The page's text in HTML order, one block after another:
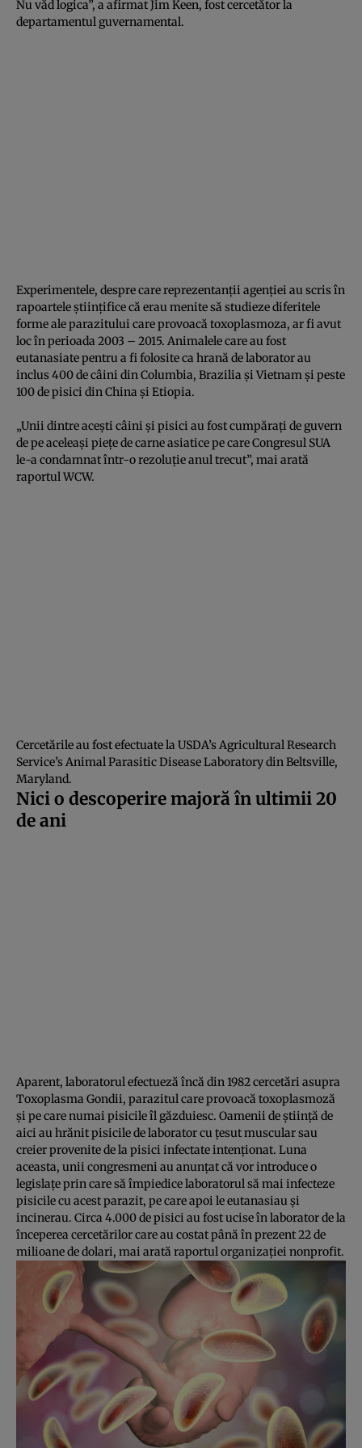
Nu văd logica”, a afirmat Jim Keen, fost cercetător la
departamentul guvernamental.
Experimentele, despre care reprezentanţii agenţiei au scris în
rapoartele ştiinţifice că erau menite să studieze diferitele
forme aleparazitului care provoacă toxoplasmoza, ar fi avut
loc în perioada 2003 – 2015. Animalele care au fost
eutanasiate pentru a fi folosite ca hrană de laborator au
inclus 400 de câini din Columbia, Brazilia şi Vietnam şi peste
100 de pisici din China şi Etiopia.
„Unii dintre aceşti câini şi pisici au fost cumpăraţi de guvern
de pe aceleaşi pieţe de carne asiatice pe care Congresul SUA
le-a condamnat într-o rezoluţie anul trecut”, mai arată
raportul WCW.
Cercetările au fost efectuate la USDA’s Agricultural Research
Service’s Animal Parasitic Disease Laboratory din Beltsville,
Maryland.
Nici o descoperire majoră în ultimii 20
de ani
Aparent, laboratorul efectueză încă din 1982cercetări asupra
Toxoplasma Gondii, parazitul care provoacă toxoplasmoză
şi pe care numai pisicile îl găzduiesc. Oamenii de ştiinţă de
aici au hrănit pisicile de laborator cu ţesut muscular sau
creier provenite de la pisici infectate intenţionat. Luna
aceasta, unii congresmeni au anunţat că vor introduce o
legislaţe prin care să împiedice laboratorul să mai infecteze
pisicile cu acest parazit, pe care apoi le eutanasiau şi
incinerau. Circa 4.000 de pisici au fost ucise în laborator de la
începerea cercetărilor care au costat până în prezent 22 de
milioane de dolari, mai arată raportul organizaţiei nonprofit.